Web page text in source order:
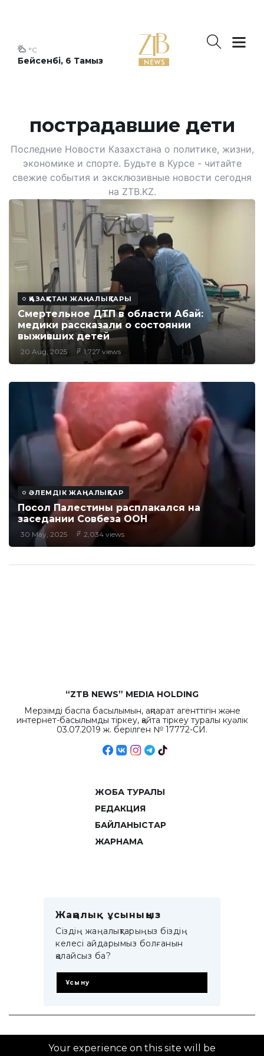
Бейсенбі, 6 Тамыз
°C
пострадавшие дети
Последние Новости Казахстана о политике, жизни,
экономике и спорте. Будьте в Курсе - читайте
свежие события и эксклюзивные новости сегодня
на ZTB.KZ.
ҚАЗАҚСТАН ЖАҢАЛЫҚТАРЫ
Смертельное ДТП в области Абай:
медики рассказали о состоянии
выживших детей
20 Aug, 2025 1,727 views
ӘЛЕМДІК ЖАҢАЛЫҚТАР
Посол Палестины расплакался на
заседании Совбеза ООН
30 May, 2025 2,034 views
“ZTB NEWS” MEDIA HOLDING
Мерзімді баспа басылымын, ақпарат агенттігін және
интернет-басылымды тіркеу, қайта тіркеу туралы куәлік
03.07.2019 ж. берілген № 17772-СИ.
ЖОБА ТУРАЛЫ
РЕДАКЦИЯ
БАЙЛАНЫСТАР
ЖАРНАМА
Жаңалық ұсыныңыз
Сіздің жаңалықтарыңыз біздің
келесі айдарымыз болғанын
қалайсыз ба?
Ұсыну
© 2014–2025 ZTB.KZ
Your experience on this site will be